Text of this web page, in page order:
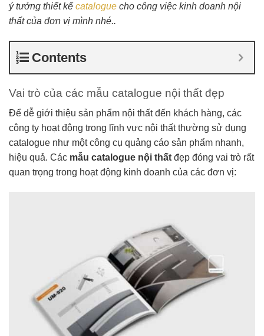
ý tưởng thiết kế catalogue cho công việc kinh doanh nội
thất của đơn vị mình nhé..
Contents
Vai trò của các mẫu catalogue nội thất đẹp
Để dễ giới thiệu sản phẩm nội thất đến khách hàng, các
công ty hoạt động trong lĩnh vực nội thất thường sử dụng
catalogue như một công cụ quảng cáo sản phẩm nhanh,
hiệu quả. Các mẫu catalogue nội thất đẹp đóng vai trò rất
quan trọng trong hoạt động kinh doanh của các đơn vị: